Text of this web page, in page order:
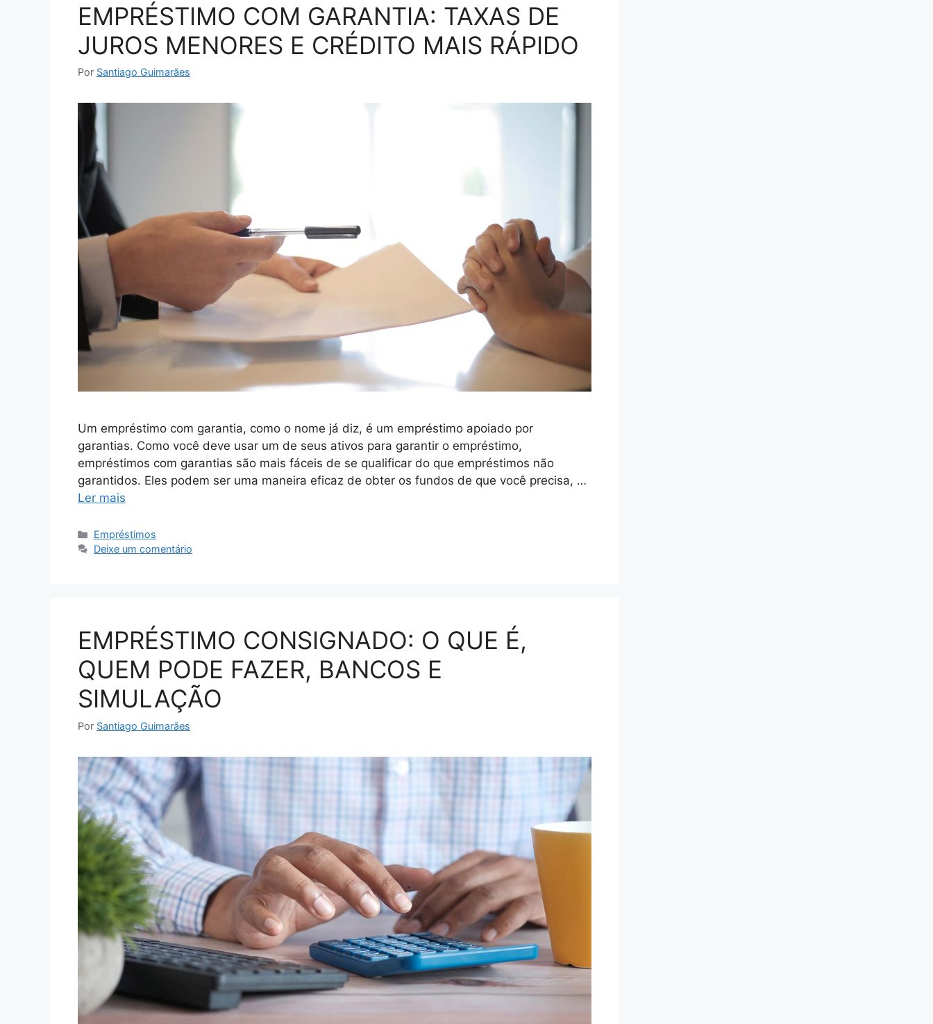
EMPRÉSTIMO COM GARANTIA: TAXAS DE
JUROS MENORES E CRÉDITO MAIS RÁPIDO
Por Santiago Guimarães
Um empréstimo com garantia, como o nome já diz, é um empréstimo apoiado por
garantias. Como você deve usar um de seus ativos para garantir o empréstimo,
empréstimos com garantias são mais fáceis de se qualificar do que empréstimos não
garantidos. Eles podem ser uma maneira eficaz de obter os fundos de que você precisa, …
Ler mais
Categorias
Empréstimos
Deixe um comentário
EMPRÉSTIMO CONSIGNADO: O QUE É,
QUEM PODE FAZER, BANCOS E
SIMULAÇÃO
Por Santiago Guimarães